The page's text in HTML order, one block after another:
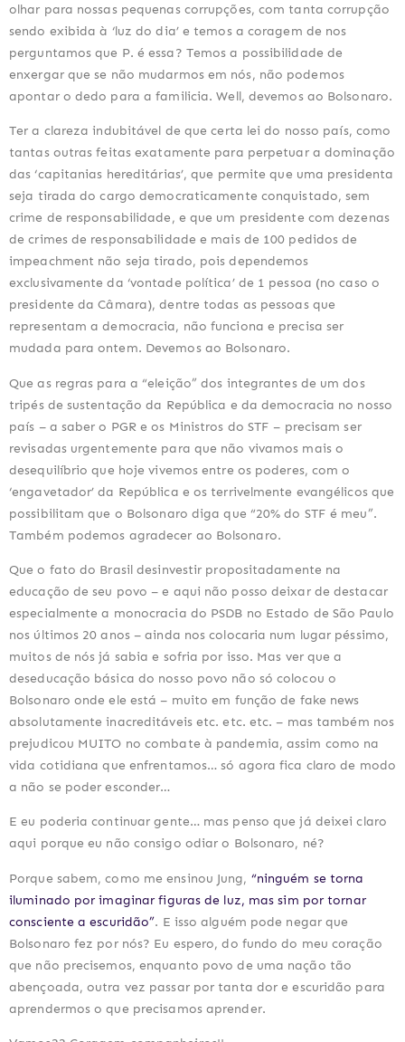
olhar para nossas pequenas corrupções, com tanta corrupção
sendo exibida à ‘luz do dia’ e temos a coragem de nos
perguntamos que P. é essa? Temos a possibilidade de
enxergar que se não mudarmos em nós, não podemos
apontar o dedo para a familicia. Well, devemos ao Bolsonaro.
Ter a clareza indubitável de que certa lei do nosso país, como
tantas outras feitas exatamente para perpetuar a dominação
das ‘capitanias hereditárias’, que permite que uma presidenta
seja tirada do cargo democraticamente conquistado, sem
crime de responsabilidade, e que um presidente com dezenas
de crimes de responsabilidade e mais de 100 pedidos de
impeachment não seja tirado, pois dependemos
exclusivamente da ‘vontade política’ de 1 pessoa (no caso o
presidente da Câmara), dentre todas as pessoas que
representam a democracia, não funciona e precisa ser
mudada para ontem. Devemos ao Bolsonaro.
Que as regras para a “eleição” dos integrantes de um dos
tripés de sustentação da República e da democracia no nosso
país – a saber o PGR e os Ministros do STF – precisam ser
revisadas urgentemente para que não vivamos mais o
desequilíbrio que hoje vivemos entre os poderes, com o
‘engavetador’ da República e os terrivelmente evangélicos que
possibilitam que o Bolsonaro diga que “20% do STF é meu”.
Também podemos agradecer ao Bolsonaro.
Que o fato do Brasil desinvestir propositadamente na
educação de seu povo – e aqui não posso deixar de destacar
especialmente a monocracia do PSDB no Estado de São Paulo
nos últimos 20 anos – ainda nos colocaria num lugar péssimo,
muitos de nós já sabia e sofria por isso. Mas ver que a
deseducação básica do nosso povo não só colocou o
Bolsonaro onde ele está – muito em função de fake news
absolutamente inacreditáveis etc. etc. etc. – mas também nos
prejudicou MUITO no combate à pandemia, assim como na
vida cotidiana que enfrentamos… só agora fica claro de modo
a não se poder esconder…
E eu poderia continuar gente… mas penso que já deixei claro
aqui porque eu não consigo odiar o Bolsonaro, né?
Porque sabem, como me ensinou Jung, “ninguém se torna
iluminado por imaginar figuras de luz, mas sim por tornar
consciente a escuridão”. E isso alguém pode negar que
Bolsonaro fez por nós? Eu espero, do fundo do meu coração
que não precisemos, enquanto povo de uma nação tão
abençoada, outra vez passar por tanta dor e escuridão para
aprendermos o que precisamos aprender.